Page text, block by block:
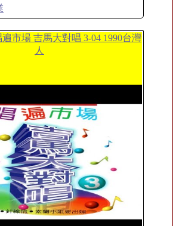
市場 吉馬大對唱 3-04 1990台灣
人